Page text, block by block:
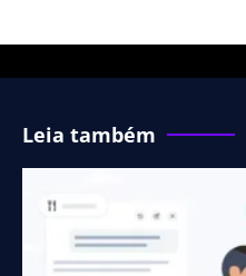
Leia também